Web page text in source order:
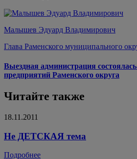
Малышев Эдуард Владимирович
Глава Раменского муниципального
Выездная администрация
предприятий Раменского округа
Читайте также
18.11.2011
Не ДЕТСКАЯ тема
Подробнее